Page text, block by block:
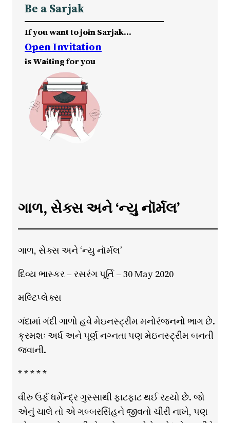
Be a Sarjak
If you want to join Sarjak…
Open Invitation
is Waiting for you
ગાળ, સેક્સ અને ‘ન્યુ નૉર્મલ’
ગાળ, સેક્સ અને ‘ન્યુ નૉર્મલ’
દિવ્ય ભાસ્કર – રસરંગ પૂર્તિ – 30 May 2020
મલ્ટિપ્લેક્સ
ગંદામાં ગંદી ગાળો હવે મેઇનસ્ટ્રીમ મનોરંજનનો ભાગ છે.
ક્રમશઃ અર્ધ અને પૂર્ણ નગ્નતા પણ મેઇનસ્ટ્રીમ બનતી
જવાની.
* * * * *
વીરુ ઉર્ફ ધર્મેન્દ્ર ગુસ્સાથી ફાટફાટ થઈ રહ્યો છે. જો
એનું ચાલે તો એ ગબ્બરસિંહને જીવતો ચીરી નાખે, પણ